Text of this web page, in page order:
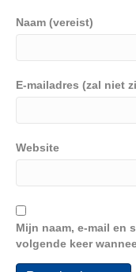
Naam (vereist)
E-mailadres (zal niet
Website
Mijn naam, e-mail en
volgende keer